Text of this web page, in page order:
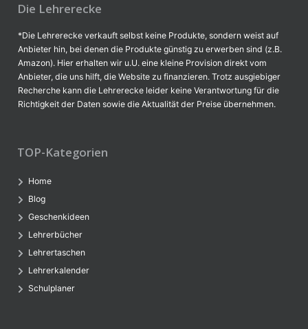
Die Lehrerecke
*Die Lehrerecke verkauft selbst keine Produkte, sondern weist auf
Anbieter hin, bei denen die Produkte günstig zu erwerben sind (z.B.
Amazon). Hier erhalten wir u.U. eine kleine Provision direkt vom
Anbieter, die uns hilft, die Website zu finanzieren. Trotz ausgiebiger
Recherche kann die Lehrerecke leider keine Verantwortung für die
Richtigkeit der Daten sowie die Aktualität der Preise übernehmen.
TOP-Kategorien
Home
Blog
Geschenkideen
Lehrerbücher
Lehrertaschen
Lehrerkalender
Schulplaner